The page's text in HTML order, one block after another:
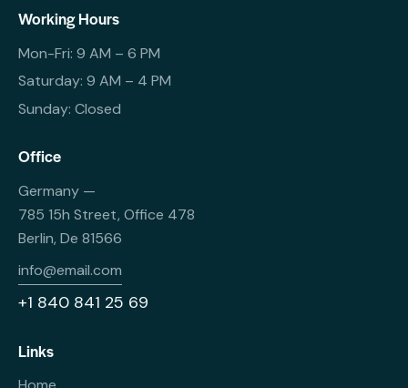
Working Hours
Mon-Fri: 9 AM – 6 PM
Saturday: 9 AM – 4 PM
Sunday: Closed
Office
Germany —
785 15h Street, Office 478
Berlin, De 81566
info@email.com
+1 840 841 25 69
Links